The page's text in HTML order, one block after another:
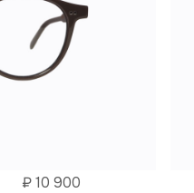
₽10 900